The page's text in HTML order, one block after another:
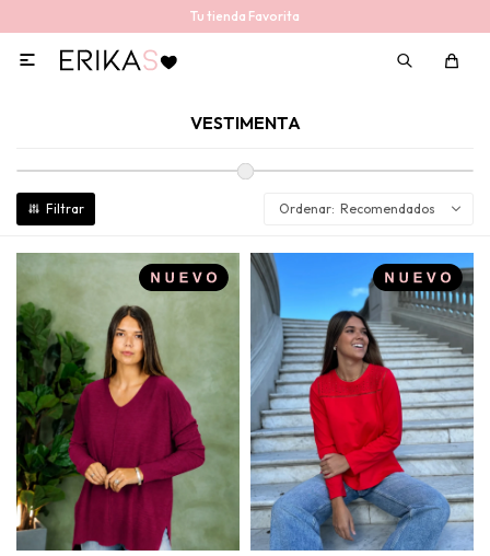
Tu tienda Favorita

VESTIMENTA
Recomendados